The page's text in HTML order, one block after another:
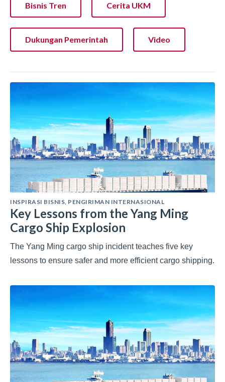
Bisnis Tren Cerita UKM
Dukungan Pemerintah Video
INSPIRASI BISNIS, PENGIRIMAN INTERNASIONAL
Key Lessons from the Yang Ming
Cargo Ship Explosion
The Yang Ming cargo ship incident teaches five key
lessons to ensure safer and more efficient cargo shipping.